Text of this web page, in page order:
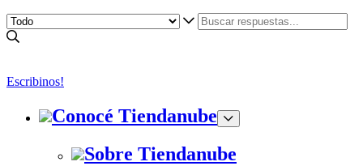
Escribinos!
Conocé Tiendanube
Sobre Tiendanube